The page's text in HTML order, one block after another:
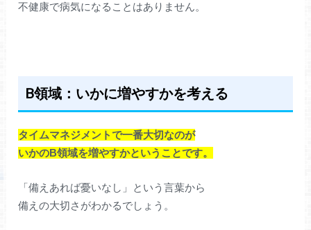
不健康で病気になることはありません。
B領域：いかに増やすかを考える
タイムマネジメントで一番大切なのが
いかのB領域を増やすかということです。
「備えあれば憂いなし」という言葉から
備えの大切さがわかるでしょう。